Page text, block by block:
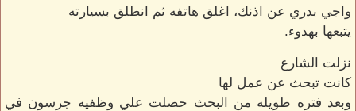
واجي بدري عن اذنك، اغلق هاتفه ثم انطلق بسيارته
يتبعها بهدوء.
نزلت الشارع
كانت تبحث عن عمل لها
وبعد فتره طويله من البحث حصلت علي وظفيه جرسون في